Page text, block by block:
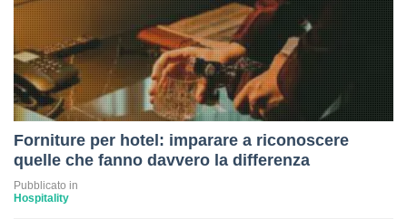
Forniture per hotel: imparare a riconoscere
quelle che fanno davvero la differenza
Pubblicato in
Hospitality